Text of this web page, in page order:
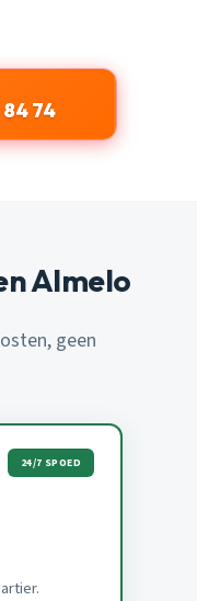
74
Almelo
geen
24/7 SPOED